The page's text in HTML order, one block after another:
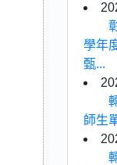
學年
甄...
師生